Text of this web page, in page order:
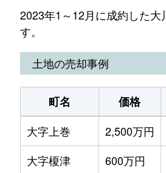
2023年1～12月に成約した大
す。
土地の売却事例
町名 価格
大字上巻
2,500万円
大字榎津
600万円